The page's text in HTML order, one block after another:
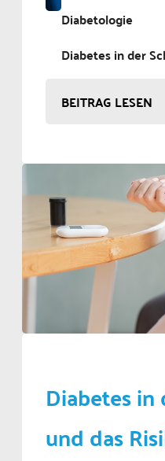
Diabetologie
Diabetes in der
BEITRAG LESEN
Diabetes
und das